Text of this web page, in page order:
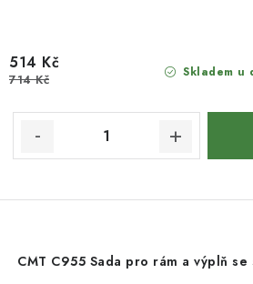
Skladem u
514 Kč
714 Kč
CMT C955 Sada pro rám a výplň